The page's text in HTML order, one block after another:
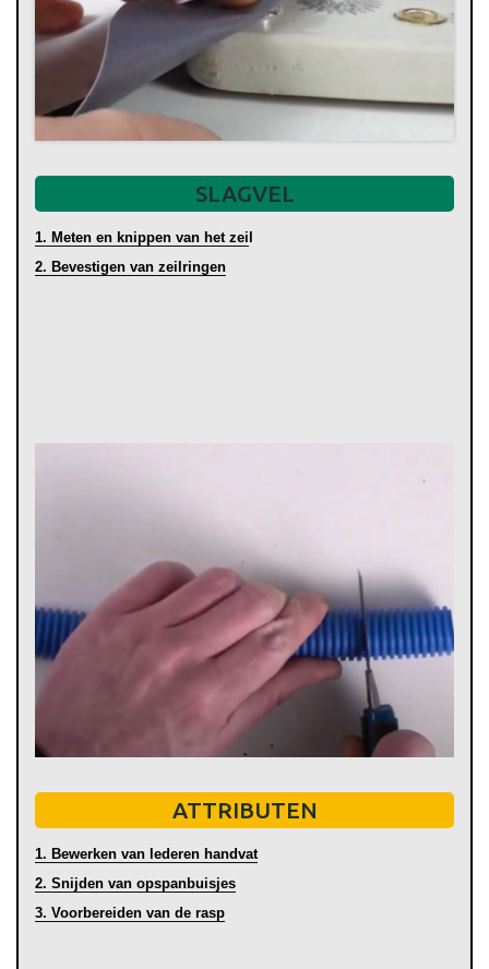
SLAGVEL
1. Meten en knippen van het zei
2. Bevestigen van zeilringen
ATTRIBUTEN
1. Bewerken van lederen handvat
2. Snijden van opspanbuisjes
3. Voorbereiden van de rasp